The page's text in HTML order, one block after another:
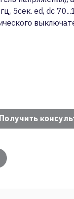
5сек. ed, dc
Получить